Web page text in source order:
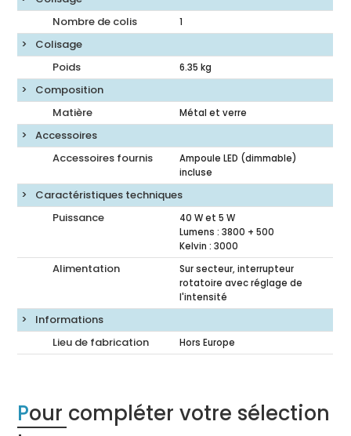
Nombre de colis
1
Colisage
Poids
6.35 kg
Composition
Matière
Métal et verre
Accessoires
Accessoires fournis
Ampoule LED (dimmable)
incluse
Caractéristiques techniques
Puissance
40 W et 5 W
Lumens : 3800 + 500
Kelvin : 3000
Alimentation
Sur secteur, interrupteur
rotatoire avec réglage de
l'intensité
Informations
Lieu de fabrication
Hors Europe
Pour compléter votre sélection